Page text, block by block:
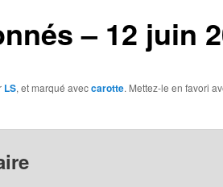
– 12 juin
LS, et marqué aveccarotte. Mettez-le en favori